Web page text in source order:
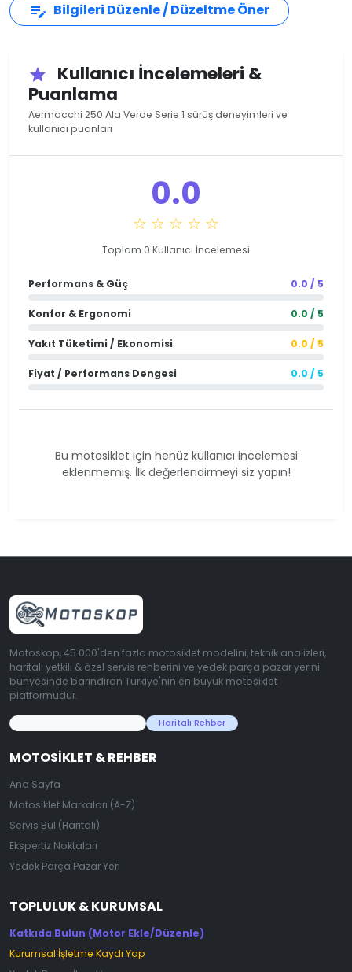
edit_note Bilgileri Düzenle / Düzeltme Öner
star
Kullanıcı İncelemeleri &
Puanlama
Aermacchi 250 Ala Verde Serie 1 sürüş deneyimleri ve
kullanıcı puanları
0.0
☆ ☆ ☆ ☆ ☆
Toplam 0 Kullanıcı İncelemesi
Performans & Güç 0.0 / 5
Konfor & Ergonomi 0.0 / 5
Yakıt Tüketimi / Ekonomisi 0.0 / 5
Fiyat / Performans Dengesi 0.0 / 5
Bu motosiklet için henüz kullanıcı incelemesi
eklenmemiş. İlk değerlendirmeyi siz yapın!
Motoskop, 45.000'den fazla motosiklet modelini, teknik analizleri,
haritalı yetkili & özel servis rehberini ve yedek parça pazar yerini
bünyesinde barındıran Türkiye'nin en büyük motosiklet
platformudur.
Haritalı Rehber
MOTOSIKLET & REHBER
Ana Sayfa
Motosiklet Markaları (A-Z)
Servis Bul (Haritalı)
Ekspertiz Noktaları
Yedek Parça Pazar Yeri
TOPLULUK & KURUMSAL
Katkıda Bulun (Motor Ekle/Düzenle)
Kurumsal İşletme Kaydı Yap